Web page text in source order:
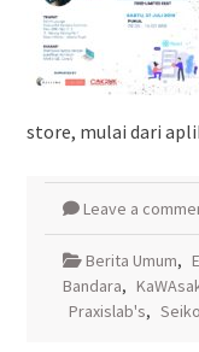
store, mulai dari
Leave a
Berita Umum,
Bandara,
Praxislab's, Seiko